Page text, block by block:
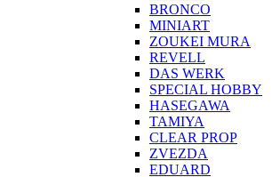
BRONCO
MINIART
ZOUKEI MURA
REVELL
DAS WERK
SPECIAL HOBBY
HASEGAWA
TAMIYA
CLEAR PROP
ZVEZDA
EDUARD